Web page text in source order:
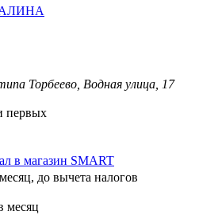
Торбеево, Водная улица, 17
первых
в магазин SMART
до вычета налогов
месяц